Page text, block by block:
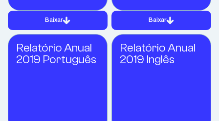
Baixar Baixar
Relatório Anual
2019 Português
Relatório Anual
2019 Inglês